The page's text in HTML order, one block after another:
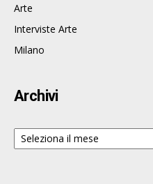
Arte
Interviste Arte
Milano
Archivi
Archivi